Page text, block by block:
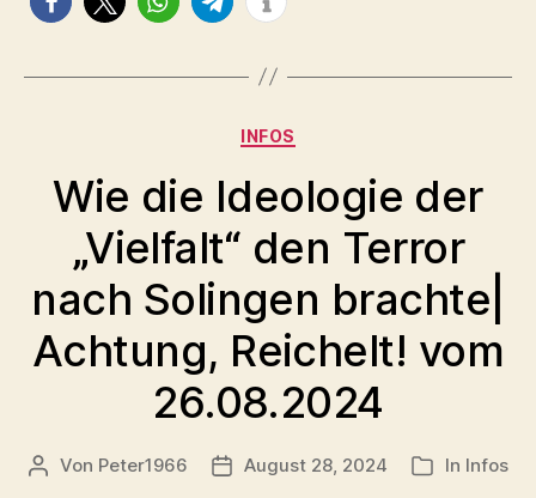
Kategorien
INFOS
Wie die Ideologie der
„Vielfalt“ den Terror
nach Solingen brachte|
Achtung, Reichelt! vom
26.08.2024
Beitragsautor
Von Peter1966 Veröffentlichungsdatum
August 28, 2024 Kategorien
In Infos